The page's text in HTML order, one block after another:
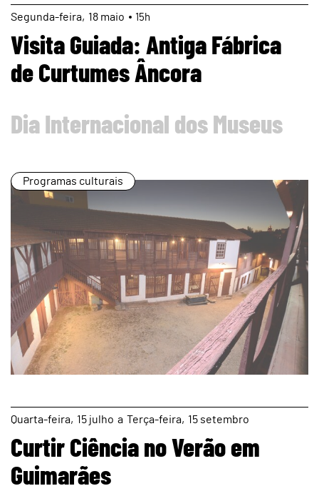
page 18 maio
Segunda 15h
Visita Guiada: Antiga Fábrica
de Curtumes Âncora
Dia Internacional dos Museus
Programas culturais
page
15 julho
Quarta a 15 setembro
Terça
Curtir Ciência no Verão em
Guimarães